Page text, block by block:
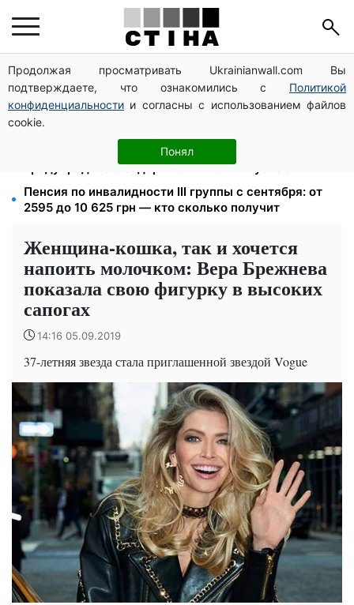
Продолжая просматривать Ukrainianwall.com Вы
подтверждаете, что ознакомились с Политикой
конфиденциальности и согласны с использованием файлов
cookie.
Понял
Налоговые номера мужчин 18–60 лет передадут
ТЦК: Кабмин утвердил новые правила поиска
Тариф 2,64 грн за киловатт с 1 октября: владельцы
электроотопления будут платить на 39% меньше
4 склада Fozzy Group уничтожила рф: Сильпо
предупредило о задержках — полки пустеют
Пенсия по инвалидности III группы с сентября: от
2595 до 10 625 грн — кто сколько получит
Женщина-кошка, так и хочется
напоить молочком: Вера Брежнева
показала свою фигурку в высоких
сапогах
14:16 05.09.2019
37-летняя звезда стала приглашенной звездой Vogue